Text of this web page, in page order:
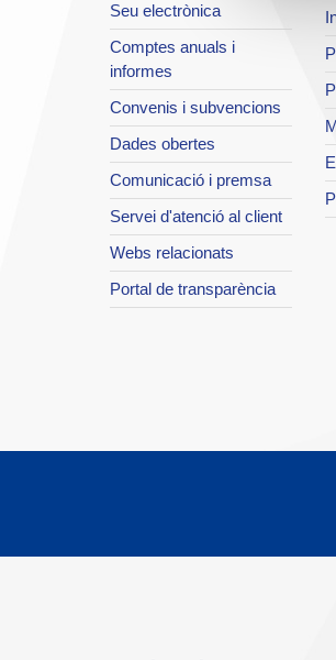
Seu electrònica
Comptes anuals i
informes
Convenis i subvencions
Dades obertes
Comunicació i premsa
Servei d'atenció al client
Webs relacionats
Portal de transparència